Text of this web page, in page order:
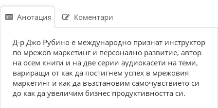
Анотация Коментари
Д-р Джо Рубино е международно признат инструктор
по мрежов маркетинг и персонално развитие, автор
на осем книги и на две серии аудиокасети на теми,
вариращи от как да постигнем успех в мрежовия
маркетинг и как да възстановим самочувствието си
до как да увеличим бизнес продуктивността си.